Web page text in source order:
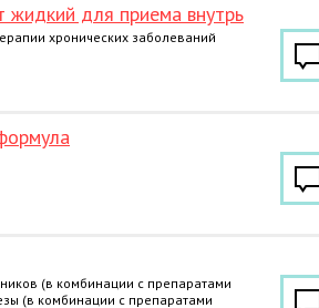
жидкий для приема внутрь
хронических заболеваний
(в комбинации с препаратами
(в комбинации с препаратами